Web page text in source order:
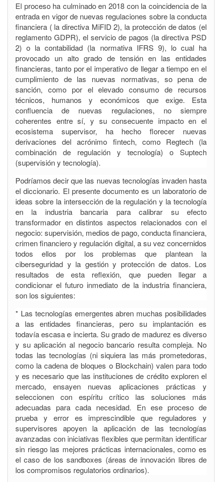
El proceso ha culminado en 2018 con la coincidencia de la
entrada en vigor de nuevas regulaciones sobre la conducta
financiera ( la directiva MiFID 2), la protección de datos (el
reglamento GDPR), el servicio de pagos (la directiva PSD
2) o la contabilidad (la normativa IFRS 9), lo cual ha
provocado un alto grado de tensión en las entidades
financieras, tanto por el imperativo de llegar a tiempo en el
cumplimiento de las nuevas normativas, so pena de
sanción, como por el elevado consumo de recursos
técnicos, humanos y económicos que exige. Esta
confluencia de nuevas regulaciones, no siempre
coherentes entre sí, y su consecuente impacto en el
ecosistema supervisor, ha hecho florecer nuevas
derivaciones del acrónimo fintech, como Regtech (la
combinación de regulación y tecnología) o Suptech
(supervisión y tecnología).
Podríamos decir que las nuevas tecnologías invaden hasta
el diccionario. El presente documento es un laboratorio de
ideas sobre la intersección de la regulación y la tecnología
en la industria bancaria para calibrar su efecto
transformador en distintos aspectos relacionados con el
negocio: supervisión, medios de pago, conducta financiera,
crimen financiero y regulación digital, a su vez concernidos
todos ellos por los problemas que plantean la
ciberseguridad y la gestión y protección de datos. Los
resultados de esta reflexión, que pueden llegar a
condicionar el futuro inmediato de la industria financiera,
son los siguientes:
* Las tecnologías emergentes abren muchas posibilidades
a las entidades financieras, pero su implantación es
todavía escasa e incierta. Su grado de madurez es diverso
y su aplicación al negocio bancario resulta compleja. No
todas las tecnologías (ni siquiera las más prometedoras,
como la cadena de bloques o Blockchain) valen para todo
y es necesario que las instituciones de crédito exploren el
mercado, ensayen nuevas aplicaciones prácticas y
seleccionen con espíritu crítico las soluciones más
adecuadas para cada necesidad. En ese proceso de
prueba y error es imprescindible que reguladores y
supervisores apoyen la aplicación de las tecnologías
avanzadas con iniciativas flexibles que permitan identificar
sin riesgo las mejores prácticas internacionales, como es
el caso de los sandboxes (áreas de innovación libres de
los compromisos regulatorios ordinarios).